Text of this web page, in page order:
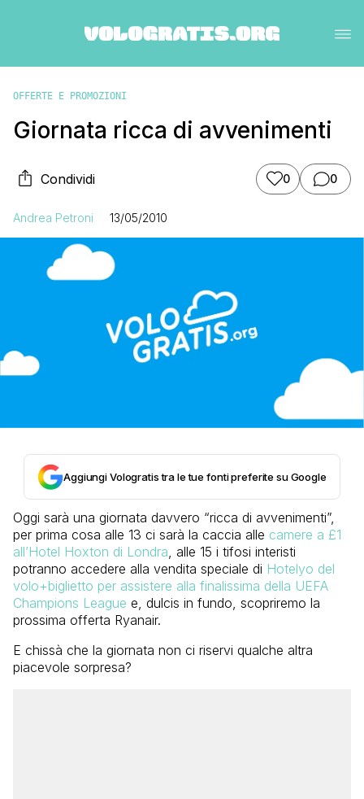
OFFERTE E PROMOZIONI
Giornata ricca di avvenimenti
Condividi 0 0
Andrea Petroni 13/05/2010
Aggiungi Vologratis tra le tue fonti preferite su Google
Oggi sarà una giornata davvero “ricca di avvenimenti”,
per prima cosa alle 13 ci sarà la caccia alle camere a £1
all’Hotel Hoxton di Londra, alle 15 i tifosi interisti
potranno accedere alla vendita speciale di Hotelyo del
volo+biglietto per assistere alla finalissima della UEFA
Champions League e, dulcis in fundo, scopriremo la
prossima offerta Ryanair.
E chissà che la giornata non ci riservi qualche altra
piacevole sorpresa?